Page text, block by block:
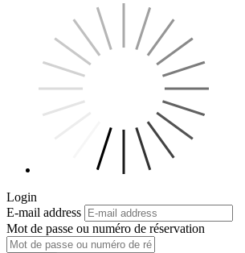
Login
E-mail address
Mot de passe ou numéro de réservation